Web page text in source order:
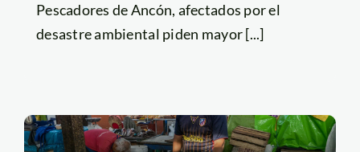
Pescadores de Ancón, afectados por el
desastre ambiental piden mayor [...]